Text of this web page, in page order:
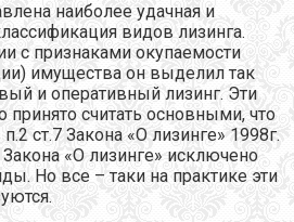
наиболее удачная и
видов лизинга.
с признаками окупаемости
имущества он выделил так
и оперативный лизинг. Эти
считать основными, что
ст.7 Закона «О лизинге» 1998г.
«О лизинге» исключено
Но все – таки на практике эти